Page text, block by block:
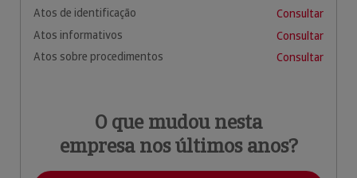
Atos de identificação
Consultar
Atos informativos
Consultar
Atos sobre procedimentos
Consultar
O que mudou nesta
empresa nos últimos anos?